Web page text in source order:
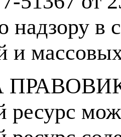
надзору в
и
ресурс